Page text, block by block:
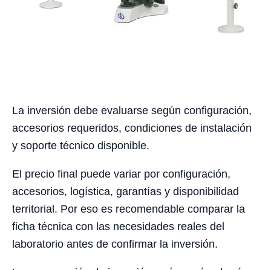
La inversión debe evaluarse según configuración,
accesorios requeridos, condiciones de instalación
y soporte técnico disponible.
El precio final puede variar por configuración,
accesorios, logística, garantías y disponibilidad
territorial. Por eso es recomendable comparar la
ficha técnica con las necesidades reales del
laboratorio antes de confirmar la inversión.